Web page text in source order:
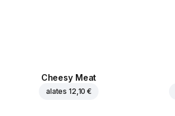
Cheesy Meat
alates 12,10 €